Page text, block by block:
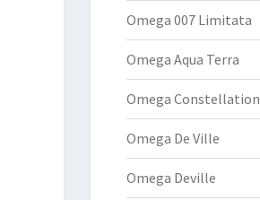
Omega 007 Limitata
Omega Aqua Terra
Omega Constellation
Omega De Ville
Omega Deville